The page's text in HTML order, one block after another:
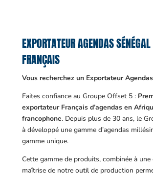
EXPORTATEUR AGENDAS
FRANÇAIS
Vous recherchez un Exportateur
Faites confiance au Groupe Offset 5 :
exportateur Français d’agendas en
francophone. Depuis plus de 30 ans, le
à développé une gamme d’agendas
gamme unique.
Cette gamme de produits, combinée à une
maîtrise de notre outil de production